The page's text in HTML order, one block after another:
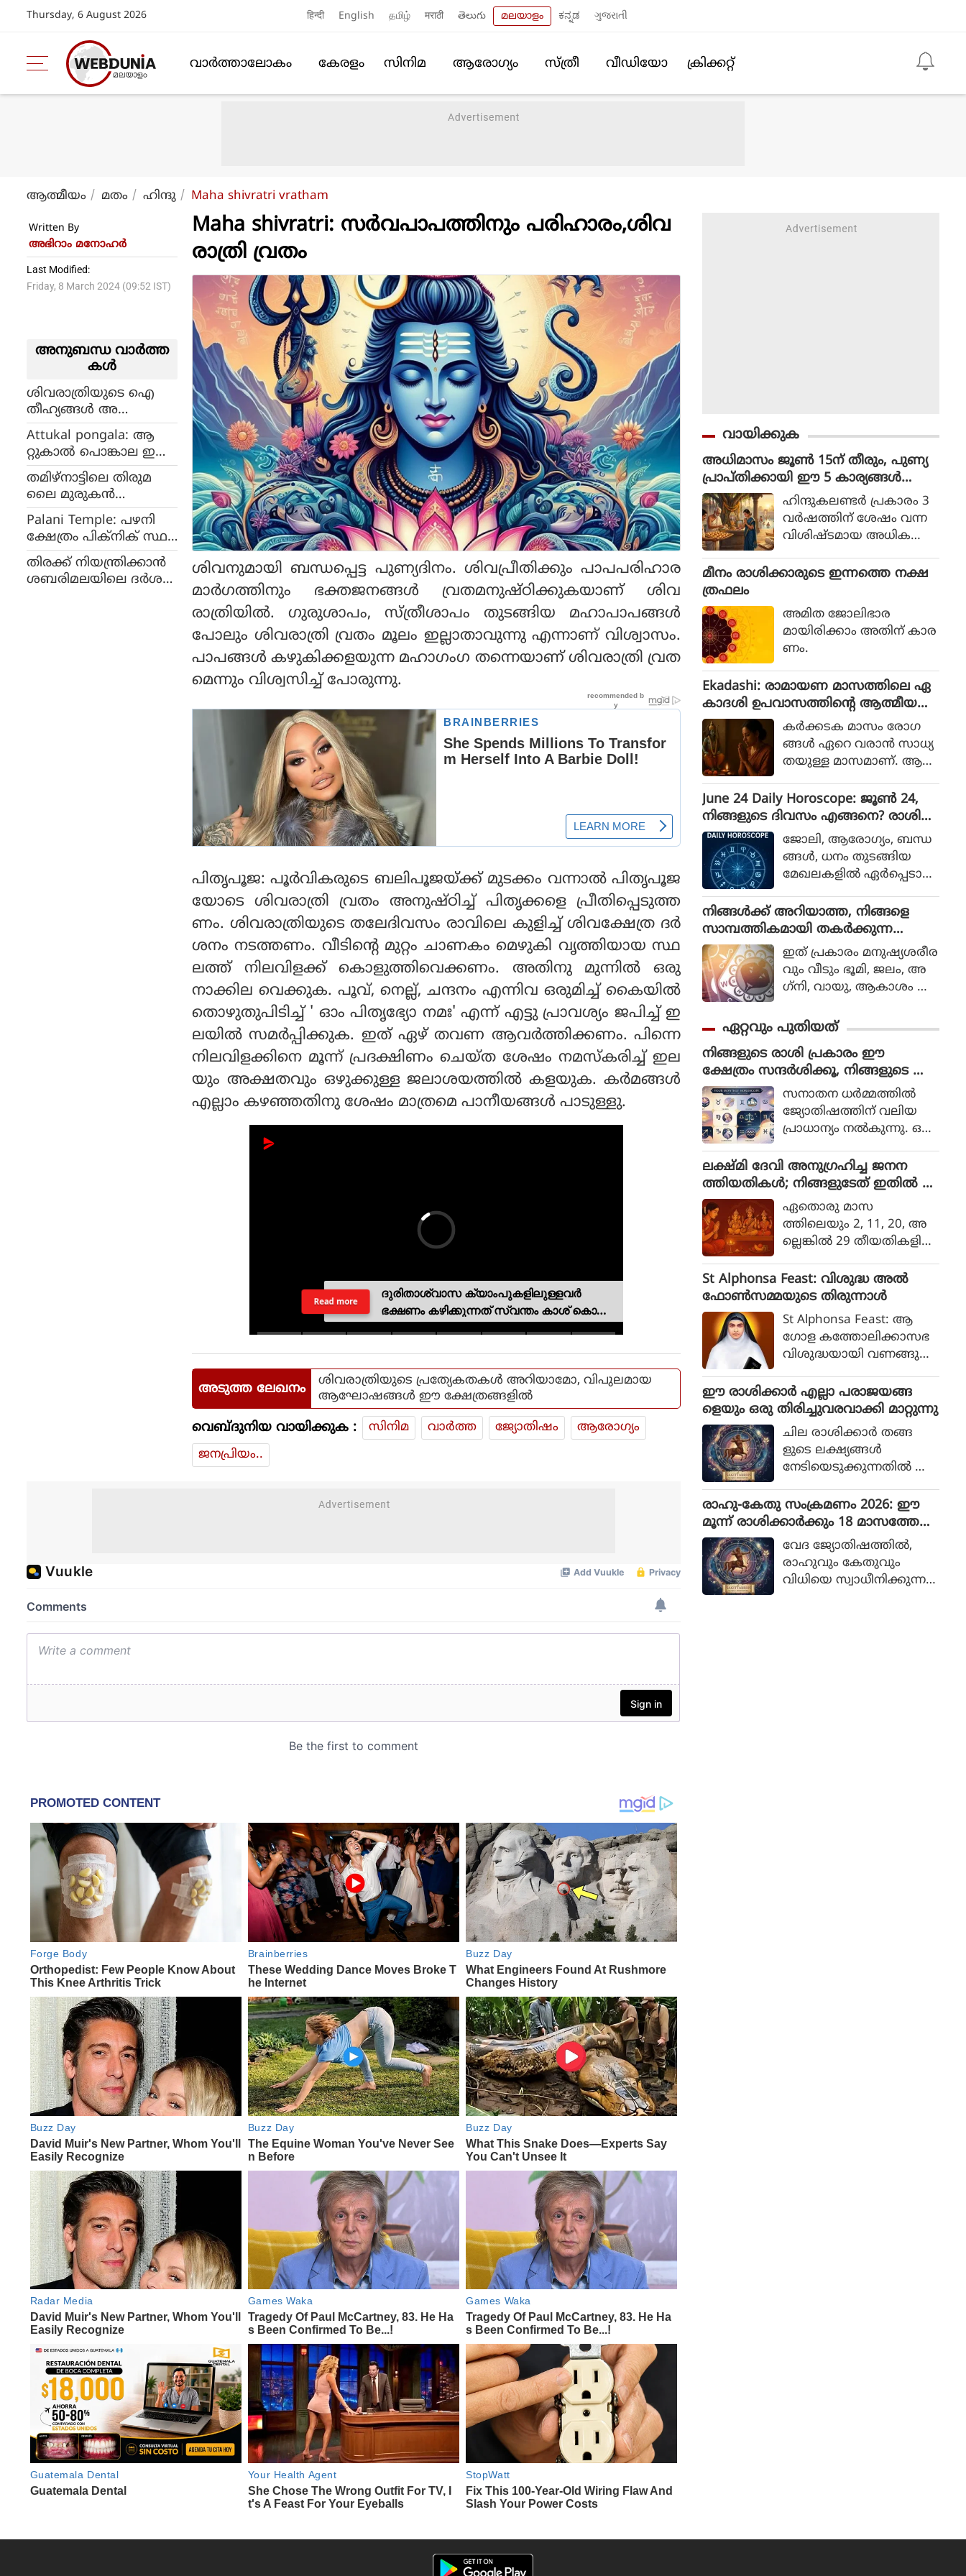
Thursday, 6 August 2026 हिन्दी English தமிழ் मराठी తెలుగు മലയാളം ಕನ್ನಡ ગુજરાતી
വാര്‍ത്താലോകം കേരളം സിനിമ ആരോഗ്യം സ്ത്രീ വീഡിയോ ക്രിക്കറ്റ്‌
ആത്മീയം മതം ഹിന്ദു Maha shivratri vratham
Written By
അഭിറാം മനോഹർ
Last Modified:
Friday, 8 March 2024 (09:52 IST)
അനുബന്ധ വാര്‍ത്ത
കള്‍
ശിവരാത്രിയുടെ ഐ
തീഹ്യങ്ങൾ അ
റിയാമോ?
Attukal pongala: ആ
റ്റുകാൽ പൊങ്കാല ഇന്ന്,
തലസ്ഥാന നഗരത്ത് ഭ
ക്തസഹസ്രങ്ങൾ ഒ
ത്തുകൂടും
തമിഴ്‌നാട്ടിലെ തിരുമ
ലൈ മുരുകൻ
കോവിലിനെ പറ്റി അ
റിയാം
Palani Temple: പഴനി
ക്ഷേത്രം പിക്നിക് സ്ഥ
ലമല്ല, അഹിന്ദുക്കളെ പ്ര
വേശിപ്പിക്കാനാവില്ലെന്ന്
മദ്രാസ് ഹൈക്കോടതി
തിരക്ക് നിയന്ത്രിക്കാൻ
ശബരിമലയിലെ ദർശന
Maha shivratri: സർവപാപത്തിനും പരിഹാരം,ശിവ
രാത്രി വ്രതം
ശിവനുമായി ബന്ധപ്പെട്ട പുണ്യദിനം. ശിവപ്രീതിക്കും പാപപരിഹാര
മാർഗത്തിനും ഭക്തജനങ്ങ‌ൾ വ്രതമനുഷ്‌ഠിക്കുകയാണ് ശിവ
രാത്രിയിൽ. ഗുരുശാപം, സ്ത്രീശാപം തുടങ്ങിയ മഹാപാപങ്ങള്‍
പോലും ശിവരാത്രി വ്രതം മൂലം ഇല്ലാതാവുന്നു എന്നാണ് വിശ്വാസം.
പാപങ്ങ‌ൾ കഴുകിക്കളയുന്ന മഹാഗംഗ തന്നെയാണ് ശിവരാത്രി വ്രത
മെന്നും വിശ്വസിച്ച് പോരുന്നു.
പിതൃപൂജ: പൂര്‍വികരുടെ ബലിപൂജയ്ക്ക് മുടക്കം വന്നാല്‍ പിതൃപൂജ
യോടെ ശിവരാത്രി വ്രതം അനുഷ്ഠിച്ച് പിതൃക്കളെ പ്രീതിപ്പെടുത്ത
ണം. ശിവരാത്രിയുടെ തലേദിവസം രാവിലെ കുളിച്ച് ശിവക്ഷേത്ര ദർ
ശനം നടത്തണം. വീടിന്റെ മുറ്റം ചാണകം മെഴുകി വൃത്തിയായ സ്ഥ
ലത്ത് നിലവിളക്ക് കൊളുത്തിവെക്കണം. അതിനു മുന്നിൽ ഒരു
നാക്കില വെക്കുക. പൂവ്, നെല്ല്, ചന്ദനം എന്നിവ ഒരുമിച്ച് കൈയിൽ
തൊഴുതുപിടിച്ച് ' ഓം പിതൃഭ്യോ നമഃ' എന്ന് എട്ടു പ്രാവശ്യം ജപിച്ച് ഇ
ലയിൽ സമർപ്പിക്കുക. ഇത് ഏഴ് തവണ ആവർത്തിക്കണം. പിന്നെ
നിലവിളക്കിനെ മൂന്ന് പ്രദക്ഷിണം ചെയ്ത ശേഷം നമസ്കരിച്ച് ഇല
യും അക്ഷതവും ഒഴുക്കുള്ള ജലാശയത്തിൽ കളയുക. കർമങ്ങ‌ൾ
എല്ലാം കഴഞ്ഞതിനു ശേഷം മാത്രമെ പാനീയങ്ങ‌ൾ പാടുള്ളു.
ദുരിതാശ്വാസ ക്യാംപുകളിലുള്ളവർ
ഭക്ഷണം കഴിക്കുന്നത് സ്വന്തം കാശ് കൊണ്ട്
വാങ്ങി; ദുരിതക്കയം
Read more
അടുത്ത ലേഖനം
ശിവരാത്രിയുടെ പ്രത്യേകതകള്‍ അറിയാമോ, വിപുലമായ
ആഘോഷങ്ങള്‍ ഈ ക്ഷേത്രങ്ങളില്‍
വെബ്ദുനിയ വായിക്കുക : സിനിമ വാര്‍ത്ത ജ്യോതിഷം
ആരോഗ്യം
ജനപ്രിയം..
വായിക്കുക
അധിമാസം ജൂൺ 15ന് തീരും, പുണ്യ
പ്രാപ്തിക്കായി ഈ 5 കാര്യങ്ങൾ
ചെയ്യാൻ ഇനിയും വൈകരുത്
ഹിന്ദുകലണ്ടര്‍ പ്രകാരം 3
വര്‍ഷത്തിന് ശേഷം വന്ന
വിശിഷ്ടമായ അധിക
അവസാനിക്കാനിരിക്കുക
മീനം രാശിക്കാരുടെ ഇന്നത്തെ നക്ഷ
ത്രഫലം
അമിത ജോലിഭാര
മായിരിക്കാം അതിന് കാര
ണം.
Ekadashi: രാമായണ മാസത്തിലെ ഏ
കാദശി ഉപവാസത്തിന്റെ ആത്മീയ
പ്രാധാന്യവുമെന്ത്?കര്‍ക്കടക മാസം രോഗ
ങ്ങള്‍ ഏറെ വരാന്‍ സാധ്യ
തയുള്ള മാസമാണ്. ആ
യളവില്‍ വലിയ ശ്രദ്ധ
യാണ് നമ്മള്‍ നല്‍കാറുള്ള
ത്. ഒപ്പം ആത്മീയമായും ഒ
രുപാട് പ്രധാനമുള്ള കാല
മാണ് കര്‍ക്കടകമാസം.
രാമായണ മാസമെന്ന നില
യില്‍ ഈ സമയത്ത്
രാമായണ പാരായണവും
നടത്തി വരുന്നു. രാമായ
ണ മാസത്തിലെ ഏകാദശി
വ്രതം ആത്മീയമായി ഒ
ട്ടെറെ പ്രാധാന്യമ
June 24 Daily Horoscope: ജൂൺ 24,
നിങ്ങളുടെ ദിവസം എങ്ങനെ? രാശിഫ
ലം അറിയാം ജോലി, ആരോഗ്യം, ബന്ധ
ങ്ങള്‍, ധനം തുടങ്ങിയ
മേഖലകളില്‍ ഏര്‍പ്പെടാന്‍
സമയമാണോ? ഓരോ
രാശിക്കും പ്രത്യേകിച്ച് ത
യ്യാറാക്കിയ ദൈനംദിന ഫ
ലങ്ങള്‍ അറിയാം
നിങ്ങള്‍ക്ക് അറിയാത്ത, നിങ്ങളെ
സാമ്പത്തികമായി തകര്‍ക്കുന്ന
വാസ്തു ദോഷങ്ങള്‍ഇത് പ്രകാരം മനുഷ്യശരീര
വും വീടും ഭൂമി, ജലം, അ
ഗ്‌നി, വായു, ആകാശം എ
ടകങ്ങളുമായി സ
ന്തുലിതാവസ്ഥയിലാണ് പ്ര
വര്‍ത്തിക്കുന്നത്.
ഏറ്റവും പുതിയത്
നിങ്ങളുടെ രാശി പ്രകാരം ഈ
ക്ഷേത്രം സന്ദര്‍ശിക്കൂ, നിങ്ങളുടെ ആ
ഗ്രഹങ്ങള്‍ ഉടന്‍ സഫലമാകും
സനാതന ധര്‍മ്മത്തില്‍
ജ്യോതിഷത്തിന് വലിയ
പ്രാധാന്യം നല്‍കുന്നു. ഒ
രാശിയ്ക്കും ഗ്രഹ നില
യ്ക്കും അനുസരിച്ച് ദേവ
മതപരമായ സ്ഥലങ്ങള്‍
സന്ദര്‍ശിക്കുകയും
ചെയ്താല്‍ അവര്‍ക്ക് പ്ര
ത്യേക നേട്ടങ്ങള്‍ ല
ഭിക്കുമെന്ന് വിശ്വസിക്ക
പ്പെടുന്നു. ഏത്
രാശിക്കാര്‍ക്ക് ഏത്
ക്ഷേത്രമാണ് ശുഭകര
മെന്ന് നമുക്ക് നോക്കാം
ലക്ഷ്മി ദേവി അനുഗ്രഹിച്ച ജനന
ത്തിയതികള്‍; നിങ്ങളുടേത് ഇതില്‍ ഉ
ണ്ടോ?
ഏതൊരു മാസ
ത്തിലെയും 2, 11, 20, അ
ല്ലെങ്കില്‍ 29 തീയതികളില്‍
മ്പര്‍ 2 ഉണ്ടാകും.
St Alphonsa Feast: വിശുദ്ധ അൽ
ഫോൺസമ്മയുടെ തിരുന്നാൾ
St Alphonsa Feast: ആ
ഗോള കത്തോലിക്കാസഭ
വിശുദ്ധയായി വണങ്ങുന്ന
തിരുന്നാൾ ജൂലൈ 28
നാണ്.
ക്രിസ്തുവിനോടുള്ള
സ്നേഹത്താൽ സ്വയം ജ്വ
ലിക്കുകയും ചുറ്റിലുമുള്ള
വർക്ക് പ്രകാശമാകുക
യും ചെയ്ത വിശുദ്ധ
യാണ് അൽഫോൺ
സാമ്മ.
ഈ രാശിക്കാര്‍ എല്ലാ പരാജയങ്ങ
ളെയും ഒരു തിരിച്ചുവരവാക്കി മാറ്റുന്നു
ചില രാശിക്കാര്‍ തങ്ങ
ളുടെ ലക്ഷ്യങ്ങള്‍
നേടിയെടുക്കുന്നതില്‍ അ
മുള്ളവരുമാണെന്ന് പറയ
പ്പെടുന്നു. എത്ര പരാജയ
ങ്ങള്‍ നേരിട്ടാലും അവര്‍
തങ്ങളുടെ സ്വപ്നങ്ങള്‍
സാക്ഷാത്കരിക്കാന്‍ ശ്ര
മിച്ചുകൊണ്ടിരിക്കും.
രാഹു-കേതു സംക്രമണം 2026: ഈ
മൂന്ന് രാശിക്കാര്‍ക്കും 18 മാസത്തേക്ക്
ഭാഗ്യം
വേദ ജ്യോതിഷത്തില്‍,
രാഹുവും കേതുവും
വിധിയെ സ്വാധീനിക്കുന്ന